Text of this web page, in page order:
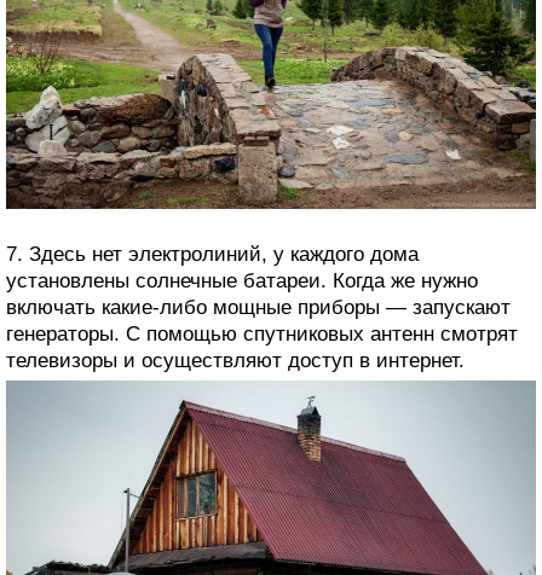
7. Здесь нет электролиний, у каждого дома
установлены солнечные батареи. Когда же нужно
включать какие-либо мощные приборы — запускают
генераторы. C помощью спутниковых антенн смотрят
телевизоры и осуществляют доступ в интернет.